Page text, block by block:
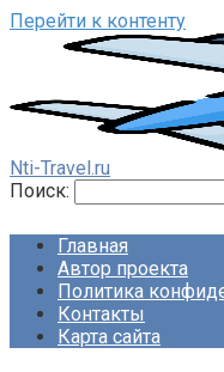
Перейти к контенту
Nti-Travel.ru
Поиск:
Главная
Автор проекта
Политика
Контакты
Карта сайта